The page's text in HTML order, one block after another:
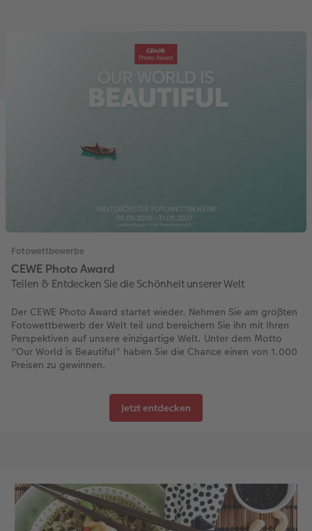
Fotowettbewerbe
CEWE Photo Award
Teilen & Entdecken Sie die Schönheit unserer Welt
Der CEWE Photo Award startet wieder. Nehmen Sie am größten
Fotowettbewerb der Welt teil und bereichern Sie ihn mit Ihren
Perspektiven auf unsere einzigartige Welt. Unter dem Motto
"Our World is Beautiful" haben Sie die Chance einen von 1.000
Preisen zu gewinnen.
Jetzt entdecken